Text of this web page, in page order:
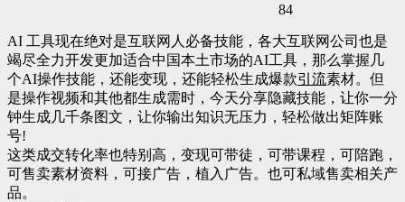
84
AI 工具现在绝对是互联网人必备技能，各大互联网公司也是
竭尽全力开发更加适合中国本土市场的AI工具，那么掌握几
个AI操作技能，还能变现，还能轻松生成爆款引流素材。但
是操作视频和其他都生成需时，今天分享隐藏技能，让你一分
钟生成几千条图文，让你输出知识无压力，轻松做出矩阵账
号!
这类成交转化率也特别高，变现可带徒，可带课程，可陪跑，
可售卖素材资料，可接广告，植入广告。也可私域售卖相关产
品。